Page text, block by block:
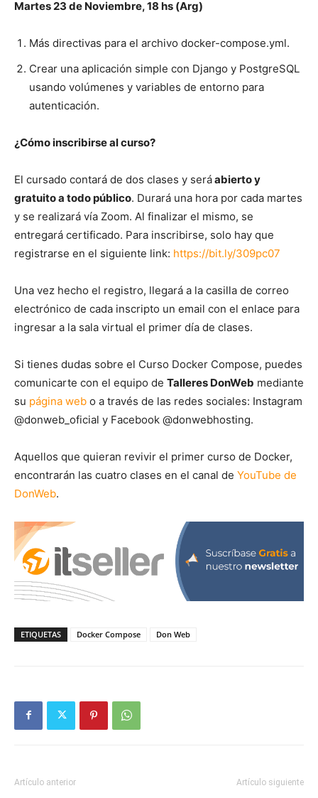
Martes 23 de Noviembre, 18 hs (Arg)
Más directivas para el archivo docker-compose.yml.
Crear una aplicación simple con Django y PostgreSQL
usando volúmenes y variables de entorno para
autenticación.
¿Cómo inscribirse al curso?
El cursado contará de dos clases y seráabierto y
gratuito a todo público. Durará una hora por cada martes
y se realizará vía Zoom. Al finalizar el mismo, se
entregará certificado. Para inscribirse, solo hay que
registrarse en el siguiente link: https://bit.ly/309pc07
Una vez hecho el registro, llegará a la casilla de correo
electrónico de cada inscripto un email con el enlace para
ingresar a la sala virtual el primer día de clases.
Si tienes dudas sobre el Curso Docker Compose, puedes
comunicarte con el equipo de Talleres DonWeb mediante
su página web o a través de las redes sociales: Instagram
@donweb_oficial y Facebook @donwebhosting.
Aquellos que quieran revivir el primer curso de Docker,
encontrarán las cuatro clases en el canal de YouTube de
DonWeb.
ETIQUETAS Docker Compose Don Web
Artículo anterior Artículo siguiente